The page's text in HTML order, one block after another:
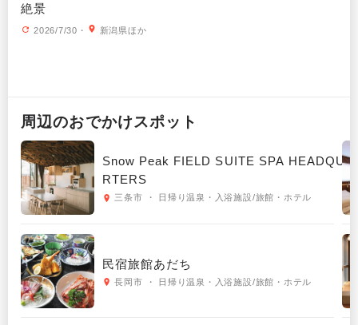
絶景
2026/7/30 ・ 新潟県ほか
周辺のおでかけスポット
Snow Peak FIELD SUITE SPA HEADQUA
RTERS
三条市 ・ 日帰り温泉・入浴施設/旅館・ホテル
民宿旅館あだち
長岡市 ・ 日帰り温泉・入浴施設/旅館・ホテル